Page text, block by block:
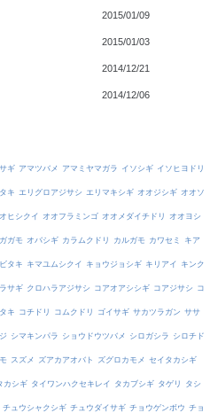
2015/01/09
2015/01/03
2014/12/21
2014/12/06
ギ アマツバメ アマミヤマガラ イソシギ イソヒヨドリ
キ エリグロアジサシ エリマキシギ オオジシギ オオソ
ヒシクイ オオフラミンゴ オオメダイチドリ オオヨシ
ガモ オバシギ カラムクドリ カルガモ カワセミ キア
タキ キマユムシクイ キョウジョシギ キリアイ キンク
サギ クロハラアジサシ コアオアシシギ コアジサシ コ
キ コチドリ コムクドリ ゴイサギ サカツラガン ササ
シマキンパラ ショウドウツバメ シロガシラ シロチド
スズメ ズアカアオバト ズグロカモメ セイタカシギ
カシギ タイワンハクセキレイ タカブシギ タゲリ タシ
チュウシャクシギ チュウダイサギ チョウゲンボウ チョ